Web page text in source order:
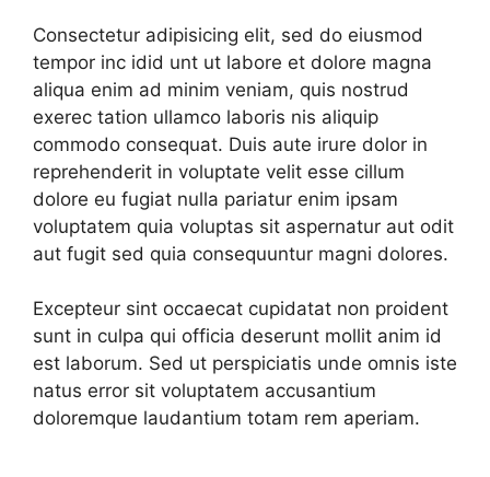
Consectetur adipisicing elit, sed do eiusmod
tempor inc idid unt ut labore et dolore magna
aliqua enim ad minim veniam, quis nostrud
exerec tation ullamco laboris nis aliquip
commodo consequat. Duis aute irure dolor in
reprehenderit in voluptate velit esse cillum
dolore eu fugiat nulla pariatur enim ipsam
voluptatem quia voluptas sit aspernatur aut odit
aut fugit sed quia consequuntur magni dolores.
Excepteur sint occaecat cupidatat non proident
sunt in culpa qui officia deserunt mollit anim id
est laborum. Sed ut perspiciatis unde omnis iste
natus error sit voluptatem accusantium
doloremque laudantium totam rem aperiam.